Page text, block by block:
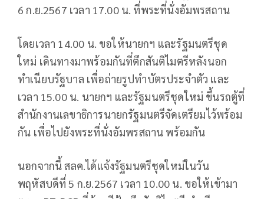
6 ก.ย.2567 เวลา 17.00 น. ที่พระที่นั่งอัมพรสถาน
โดยเวลา 14.00 น. ขอให้นายกฯ และรัฐมนตรีชุด
ใหม่ เดินทางมาพร้อมกันที่ตึกสันติไมตรีหลังนอก
ทำเนียบรัฐบาล เพื่อถ่ายรูปทำบัตรประจำตัว และ
เวลา 15.00 น. นายกฯ และรัฐมนตรีชุดใหม่ ขึ้นรถตู้ที่
สำนักงานเลขาธิการนายกรัฐมนตรีจัดเตรียมไว้พร้อม
กัน เพื่อไปยังพระที่นั่งอัมพรสถาน พร้อมกัน
นอกจากนี้ สลค.ได้แจ้งรัฐมนตรีชุดใหม่ในวัน
พฤหัสบดีที่ 5 ก.ย.2567 เวลา 10.00 น. ขอให้เข้ามา